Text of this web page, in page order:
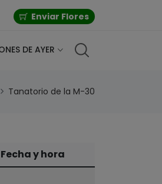
Enviar Flores
DE AYER
Tanatorio de la M-30
Fecha y hora